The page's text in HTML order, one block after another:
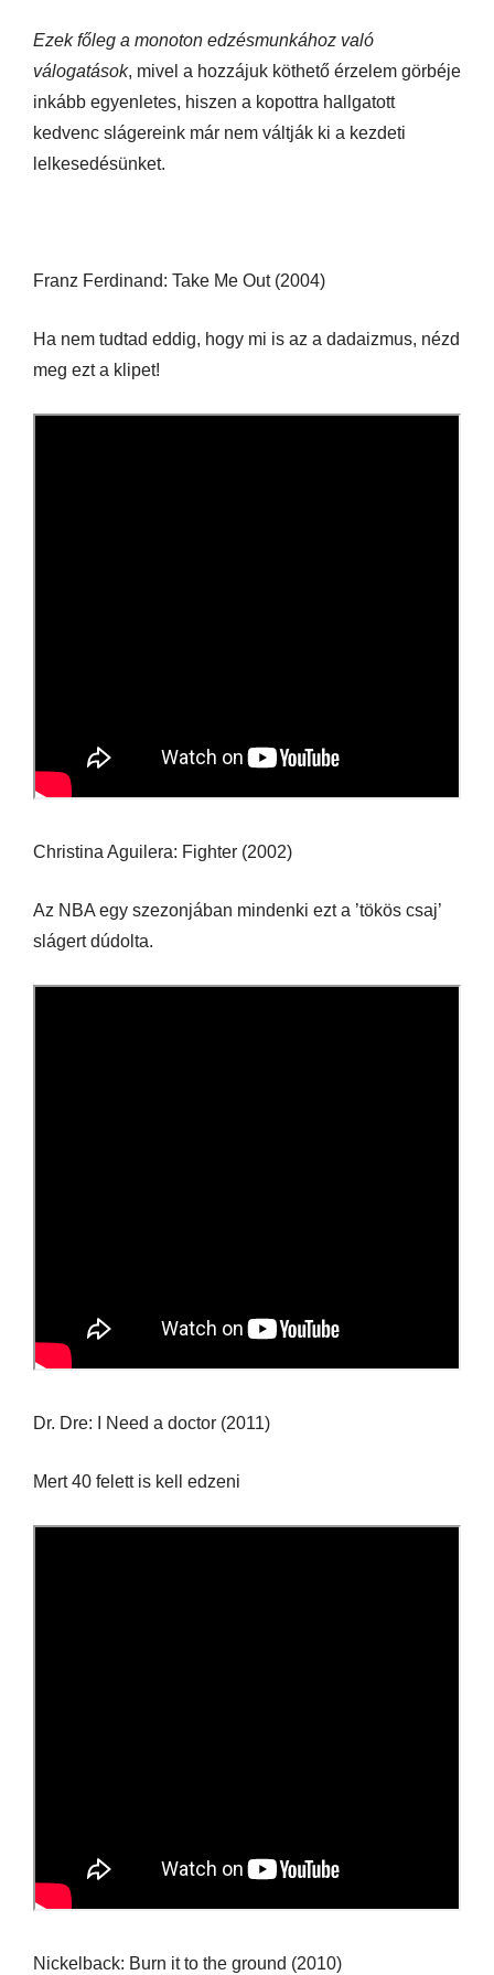
Ezek főleg a monoton edzésmunkához való
válogatások, mivel a hozzájuk köthető érzelem görbéje
inkább egyenletes, hiszen a kopottra hallgatott
kedvenc slágereink már nem váltják ki a kezdeti
lelkesedésünket.
Franz Ferdinand: Take Me Out (2004)
Ha nem tudtad eddig, hogy mi is az a dadaizmus, nézd
meg ezt a klipet!
Christina Aguilera: Fighter (2002)
Az NBA egy szezonjában mindenki ezt a ’tökös csaj’
slágert dúdolta.
Dr. Dre: I Need a doctor (2011)
Mert 40 felett is kell edzeni
Nickelback: Burn it to the ground (2010)